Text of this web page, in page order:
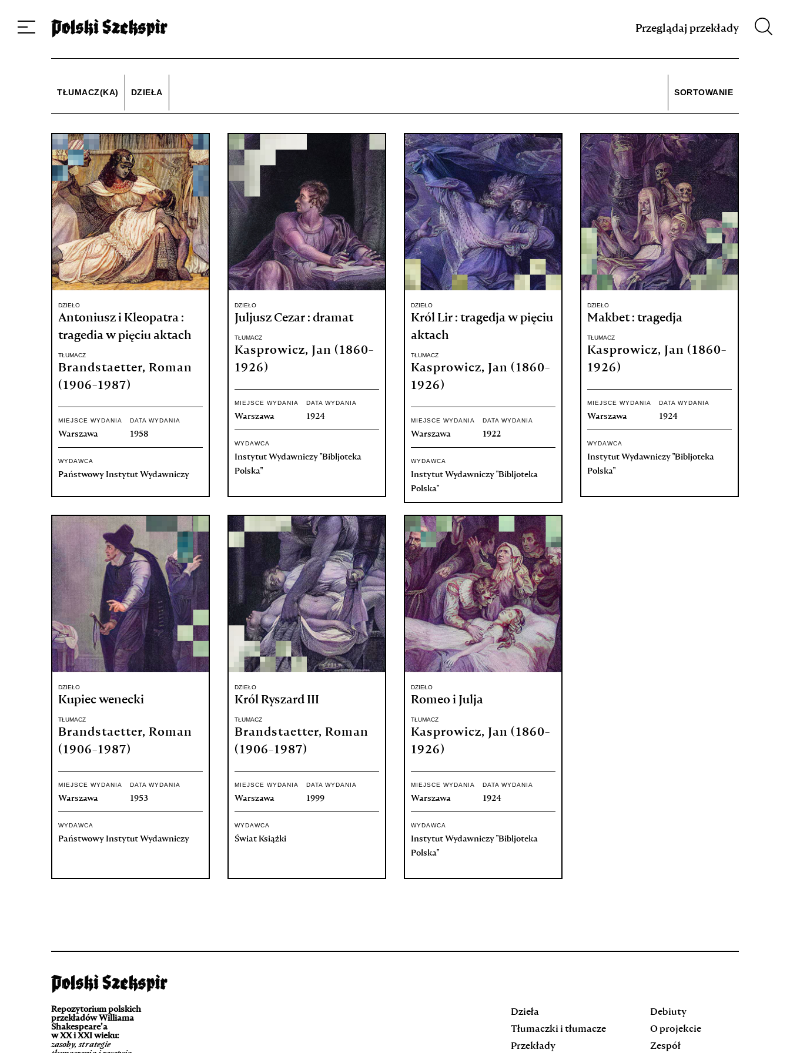
Przeglądaj przekłady
TŁUMACZ(KA) DZIEŁA SORTOWANIE
DZIEŁO
Antoniusz i Kleopatra :
tragedia w pięciu aktach
TŁUMACZ
Brandstaetter, Roman
(1906-1987)
MIEJSCE WYDANIA
Warszawa
DATA WYDANIA
1958
WYDAWCA
Państwowy Instytut Wydawniczy
DZIEŁO
Juljusz Cezar : dramat
TŁUMACZ
Kasprowicz, Jan (1860-
1926)
MIEJSCE WYDANIA
Warszawa
DATA WYDANIA
1924
WYDAWCA
Instytut Wydawniczy "Bibljoteka
Polska"
DZIEŁO
Król Lir : tragedja w pięciu
aktach
TŁUMACZ
Kasprowicz, Jan (1860-
1926)
MIEJSCE WYDANIA
Warszawa
DATA WYDANIA
1922
WYDAWCA
Instytut Wydawniczy "Bibljoteka
Polska"
DZIEŁO
Makbet : tragedja
TŁUMACZ
Kasprowicz, Jan (1860-
1926)
MIEJSCE WYDANIA
Warszawa
DATA WYDANIA
1924
WYDAWCA
Instytut Wydawniczy "Bibljoteka
Polska"
DZIEŁO
Kupiec wenecki
TŁUMACZ
Brandstaetter, Roman
(1906-1987)
MIEJSCE WYDANIA
Warszawa
DATA WYDANIA
1953
WYDAWCA
Państwowy Instytut Wydawniczy
DZIEŁO
Król Ryszard III
TŁUMACZ
Brandstaetter, Roman
(1906-1987)
MIEJSCE WYDANIA
Warszawa
DATA WYDANIA
1999
WYDAWCA
Świat Książki
DZIEŁO
Romeo i Julja
TŁUMACZ
Kasprowicz, Jan (1860-
1926)
MIEJSCE WYDANIA
Warszawa
DATA WYDANIA
1924
WYDAWCA
Instytut Wydawniczy "Bibljoteka
Polska"
Repozytorium polskich
przekładów Williama
Shakespeare’a
w XX i XXI wieku:
zasoby, strategie
Dzieła
Tłumaczki i tłumacze
Przekłady
Debiuty
O projekcie
Zespół